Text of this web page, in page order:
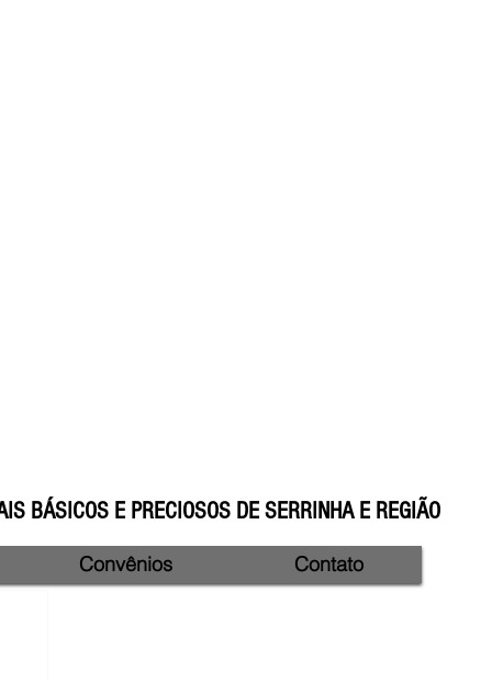
BÁSICOS E PRECIOSOS DE SERRINHA E REGIÃO
Convênios Contato